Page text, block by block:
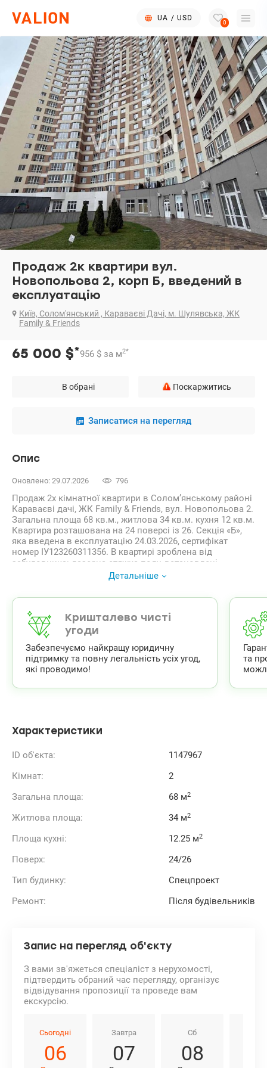
UA / USD
0
Продаж 2к квартири вул.
Новопольова 2, корп Б, введений в
експлуатацію
Київ, Солом'янський , Караваєві Дачі, м. Шулявська, ЖК
Family & Friends
65 000 $*956 $ за м2*
В обрані Поскаржитись
Записатися на перегляд
Опис
Оновлено: 29.07.2026 796
Продаж 2х кімнатної квартири в Солом’янському районі
Караваєві дачі, ЖК Family & Friends, вул. Новопольова 2.
Загальна площа 68 кв.м., житлова 34 кв.м. кухня 12 кв.м.
Квартира розташована на 24 поверсі із 26. Секція «Б»,
яка введена в експлуатацію 24.03.2026, сертифікат
номер ІУ123260311356. В квартирі зроблена від
забудовника: лазерна стяжка полу, встановлені
радіатори, склопакети, лічильники на воду,
власна котельня. Консьєрж, відеоспостереження.
Закрита безпечна територія з відмінною внутрішньою
інфраструктурою: , На перших поверхах у комплексі
відкрито магазини, кафе, репетиторський центр
вивчення мов.
Поруч навчальні заклади: НАУ, ліцей КПІ, НВК «Ерудит»,
школа мистецтв. Неподалік комплексу озеро та парк
«Відрадний», ТРЦ «Мармелад», ТРЦ «Космополіт».
Зручна транспортна розв’язка. метро Шулявська – 10 хв.
на транспорті.
Детальніше
Кришталево чисті
угоди
Забезпечуємо найкращу юридичну
підтримку та повну легальність усіх угод,
які проводимо!
та
Характеристики
ID об'єкта:
1147967
Кімнат:
2
Загальна площа:
68 м2
Житлова площа: 34 м2
Площа кухні: 12.25 м2
Поверх:
24/26
Тип будинку:
Спецпроект
Ремонт:
Після будівельників
Запис на перегляд об'єкту
З вами зв'яжеться спеціаліст з нерухомості,
підтвердить обраний час перегляду, організує
відвідування пропозиції та проведе вам
екскурсію.
Сьогодні
06
Завтра
07
Сб
08